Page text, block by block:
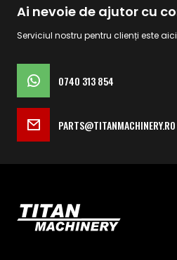
Ai nevoie de ajutor cu
Serviciul nostru pentru clienți este
0740 313 854
PARTS@TITANMACHINERY.RO